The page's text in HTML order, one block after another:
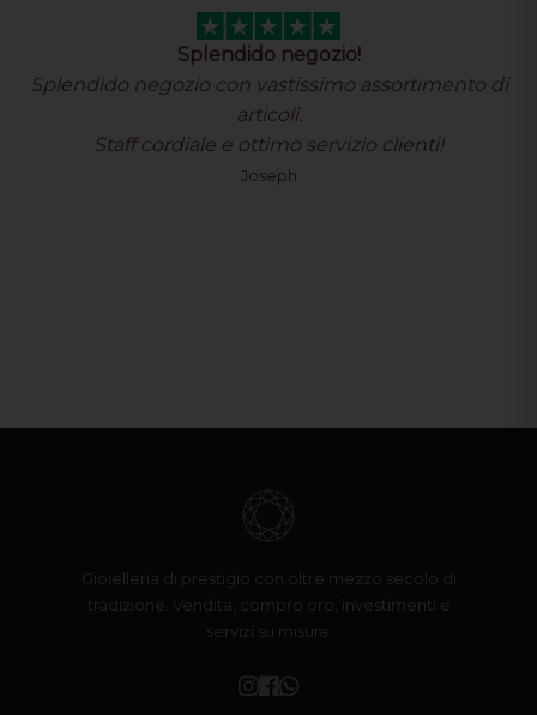
Fantastico negozio con vastissima…
Fantastico negozio con vastissima scelta di prodotti
originali.
Ottimo servizio assistenza clienti spedizioni
velocissime. Consigliatissimo
Gioielleria di prestigio con oltre mezzo secolo di
tradizione. Vendita, compro oro, investimenti e